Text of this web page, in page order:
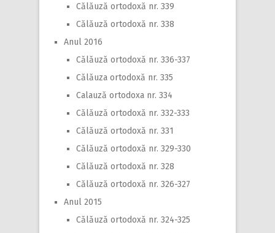
Călăuză ortodoxă nr. 339
Călăuză ortodoxă nr. 338
Anul 2016
Călăuză ortodoxă nr. 336-337
Călăuza ortodoxă nr. 335
Calauză ortodoxa nr. 334
Călăuză ortodoxă nr. 332-333
Călăuză ortodoxă nr. 331
Călăuză ortodoxă nr. 329-330
Călăuză ortodoxă nr. 328
Călăuză ortodoxă nr. 326-327
Anul 2015
Călăuză ortodoxă nr. 324-325